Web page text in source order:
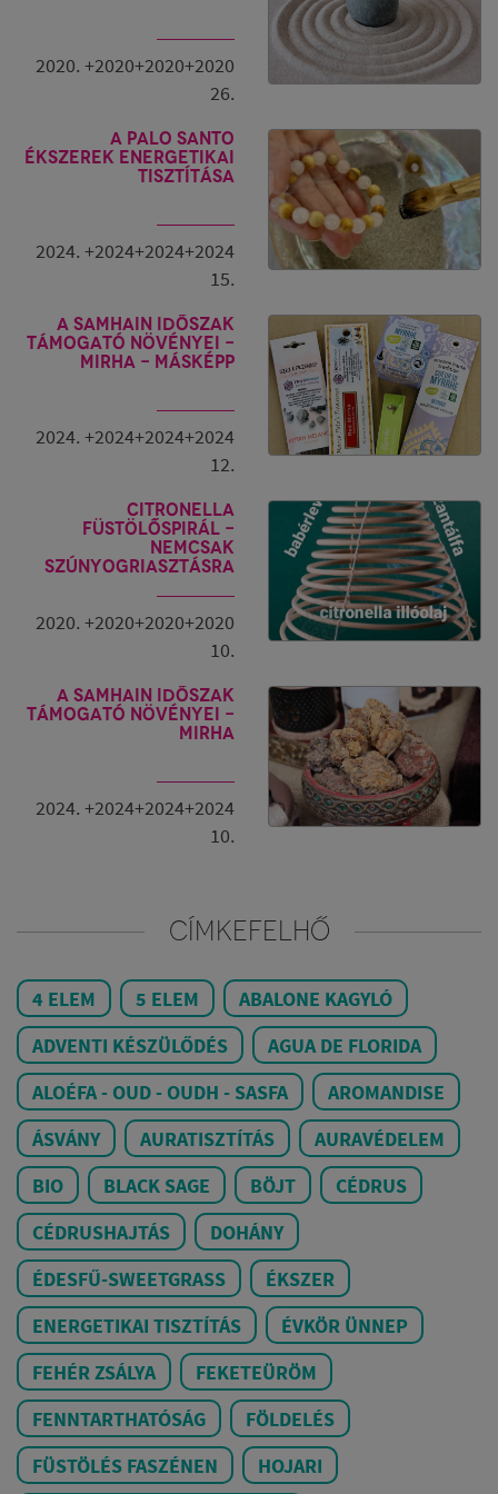
2020. +2020+2020+2020
26.
A Palo Santo
ékszerek energetikai
tisztítása
2024. +2024+2024+2024
15.
A Samhain időszak
támogató növényei -
Mirha - másképp
2024. +2024+2024+2024
12.
CITRONELLA
füstölőspirál -
nemcsak
szúnyogriasztásra
2020. +2020+2020+2020
10.
A Samhain időszak
támogató növényei -
Mirha
2024. +2024+2024+2024
10.
CÍMKEFELHŐ
4 ELEM 5 ELEM
ABALONE KAGYLÓ
ADVENTI KÉSZÜLŐDÉS
AGUA DE FLORIDA
ALOÉFA - OUD - OUDH - SASFA
AROMANDISE
ÁSVÁNY
AURATISZTÍTÁS
AURAVÉDELEM
BIO
BLACK SAGE BÖJT
CÉDRUS
CÉDRUSHAJTÁS
DOHÁNY
ÉDESFŰ-SWEETGRASS
ÉKSZER
ENERGETIKAI TISZTÍTÁS
ÉVKÖR ÜNNEP
FEHÉR ZSÁLYA
FEKETEÜRÖM
FENNTARTHATÓSÁG
FÖLDELÉS
FÜSTÖLÉS FASZÉNEN
HOJARI